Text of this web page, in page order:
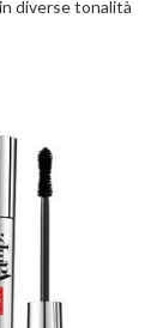
diverse tonalità